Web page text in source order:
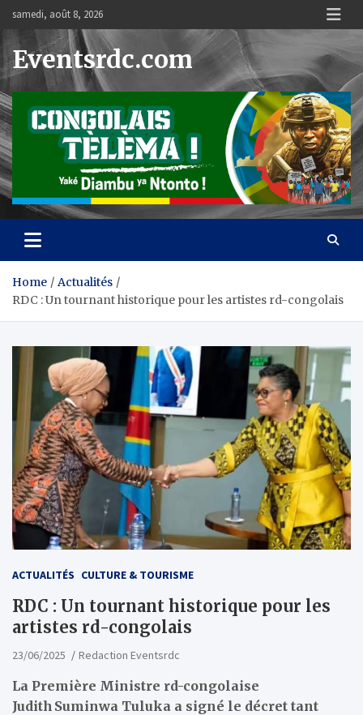
content
samedi, août 8, 2026
Eventsrdc.com
Home
Actualités
RDC : Un tournant historique pour les artistes rd-congolais
ACTUALITÉS CULTURE & TOURISME
RDC : Un tournant historique pour les
artistes rd-congolais
23/06/2025 Redaction Eventsrdc
La Première Ministre rd-congolaise
Judith Suminwa Tuluka a signé le décret tant